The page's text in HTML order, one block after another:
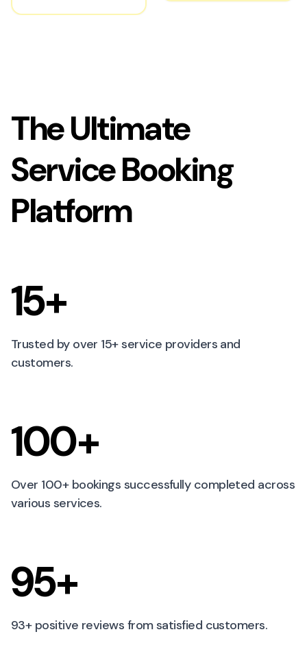
The Ultimate
Service Booking
Platform
15+
Trusted by over 15+ service providers and
customers.
100+
Over 100+ bookings successfully completed across
various services.
95+
93+ positive reviews from satisfied customers.